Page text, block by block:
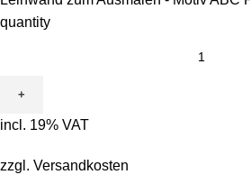
quantity
incl. 19% VAT
zzgl. Versandkosten